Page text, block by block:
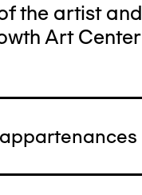
the artist and
Art Center